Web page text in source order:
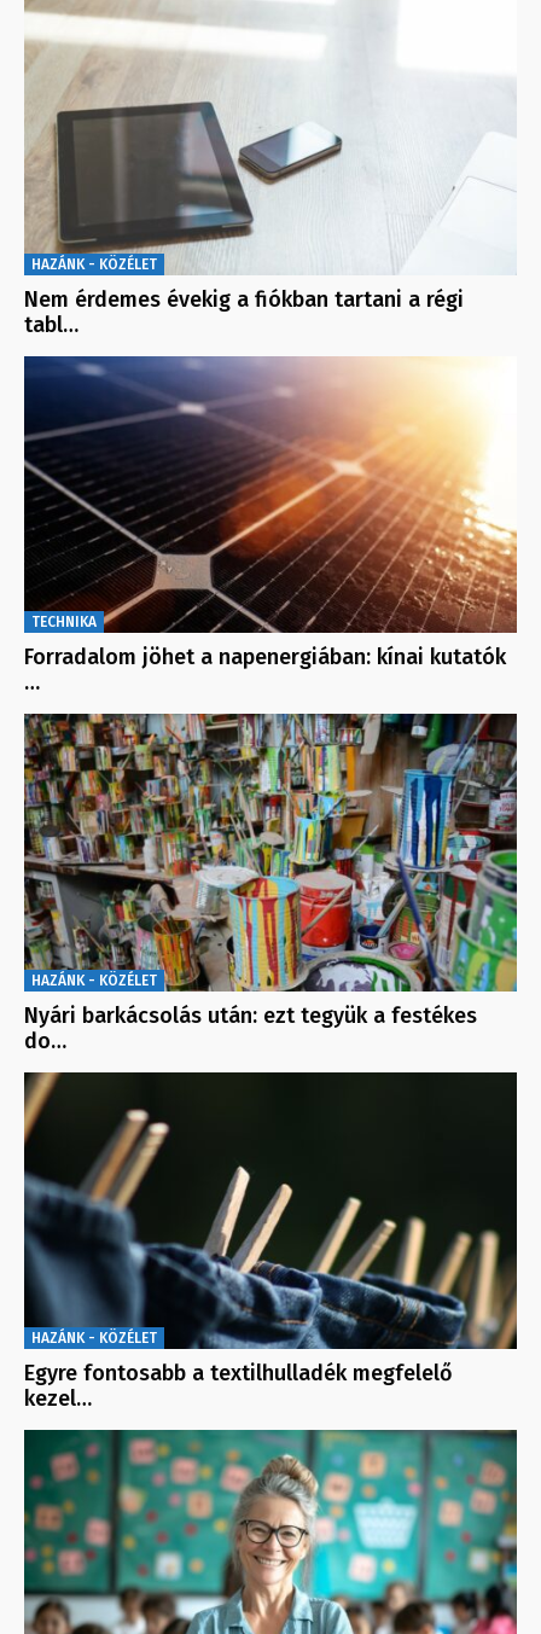
HAZÁNK - KÖZÉLET
Nem érdemes évekig a fiókban tartani a régi
tabl…
TECHNIKA
Forradalom jöhet a napenergiában: kínai kutatók
…
HAZÁNK - KÖZÉLET
Nyári barkácsolás után: ezt tegyük a festékes
do…
HAZÁNK - KÖZÉLET
Egyre fontosabb a textilhulladék megfelelő
kezel…